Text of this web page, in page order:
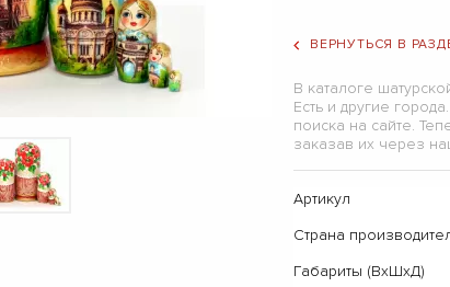
ВЕРНУТЬСЯ В
В каталоге
Есть и другие
поиска на сайте.
заказав их через
Артикул
Страна
Габариты (ВхШхД)